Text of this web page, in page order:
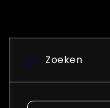
Zoeken